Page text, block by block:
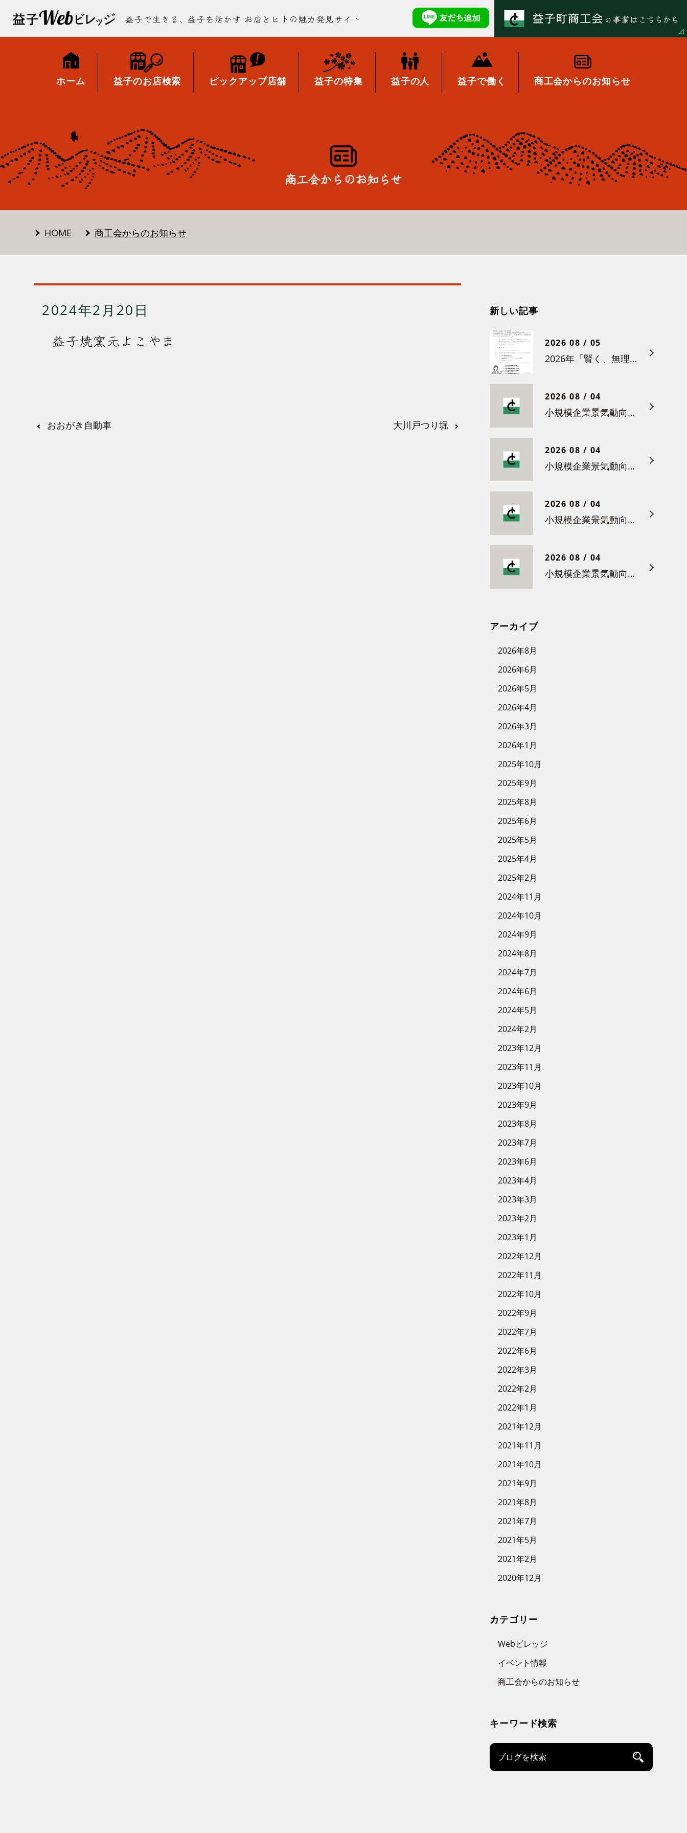
益子で生きる、益子を活かす お店とヒトの魅力発見サイト
ホーム 益子のお店検索 ピックアップ店舗 益子の特集 益子の人 益子で働く 商工会からのお知らせ
商工会からのお知らせ
HOME 商工会からのお知らせ
2024年2月20日
益子焼窯元よこやま
おおがき自動車 大川戸つり堀
新しい記事
2026 08 / 05
2026年「賢く、無理なく賃上げを！小さな職場のための労務管理セミナー」の開催について
2026 08 / 04
小規模企業景気動向調査（令和８年６月）結果について
2026 08 / 04
小規模企業景気動向調査（令和８年５月）結果について
2026 08 / 04
小規模企業景気動向調査（令和８年４月）結果について
2026 08 / 04
小規模企業景気動向調査（令和８年３月）結果について
アーカイブ
2026年8月
2026年6月
2026年5月
2026年4月
2026年3月
2026年1月
2025年10月
2025年9月
2025年8月
2025年6月
2025年5月
2025年4月
2025年2月
2024年11月
2024年10月
2024年9月
2024年8月
2024年7月
2024年6月
2024年5月
2024年2月
2023年12月
2023年11月
2023年10月
2023年9月
2023年8月
2023年7月
2023年6月
2023年4月
2023年3月
2023年2月
2023年1月
2022年12月
2022年11月
2022年10月
2022年9月
2022年7月
2022年6月
2022年3月
2022年2月
2022年1月
2021年12月
2021年11月
2021年10月
2021年9月
2021年8月
2021年7月
2021年5月
2021年2月
2020年12月
カテゴリー
Webビレッジ
イベント情報
商工会からのお知らせ
キーワード検索